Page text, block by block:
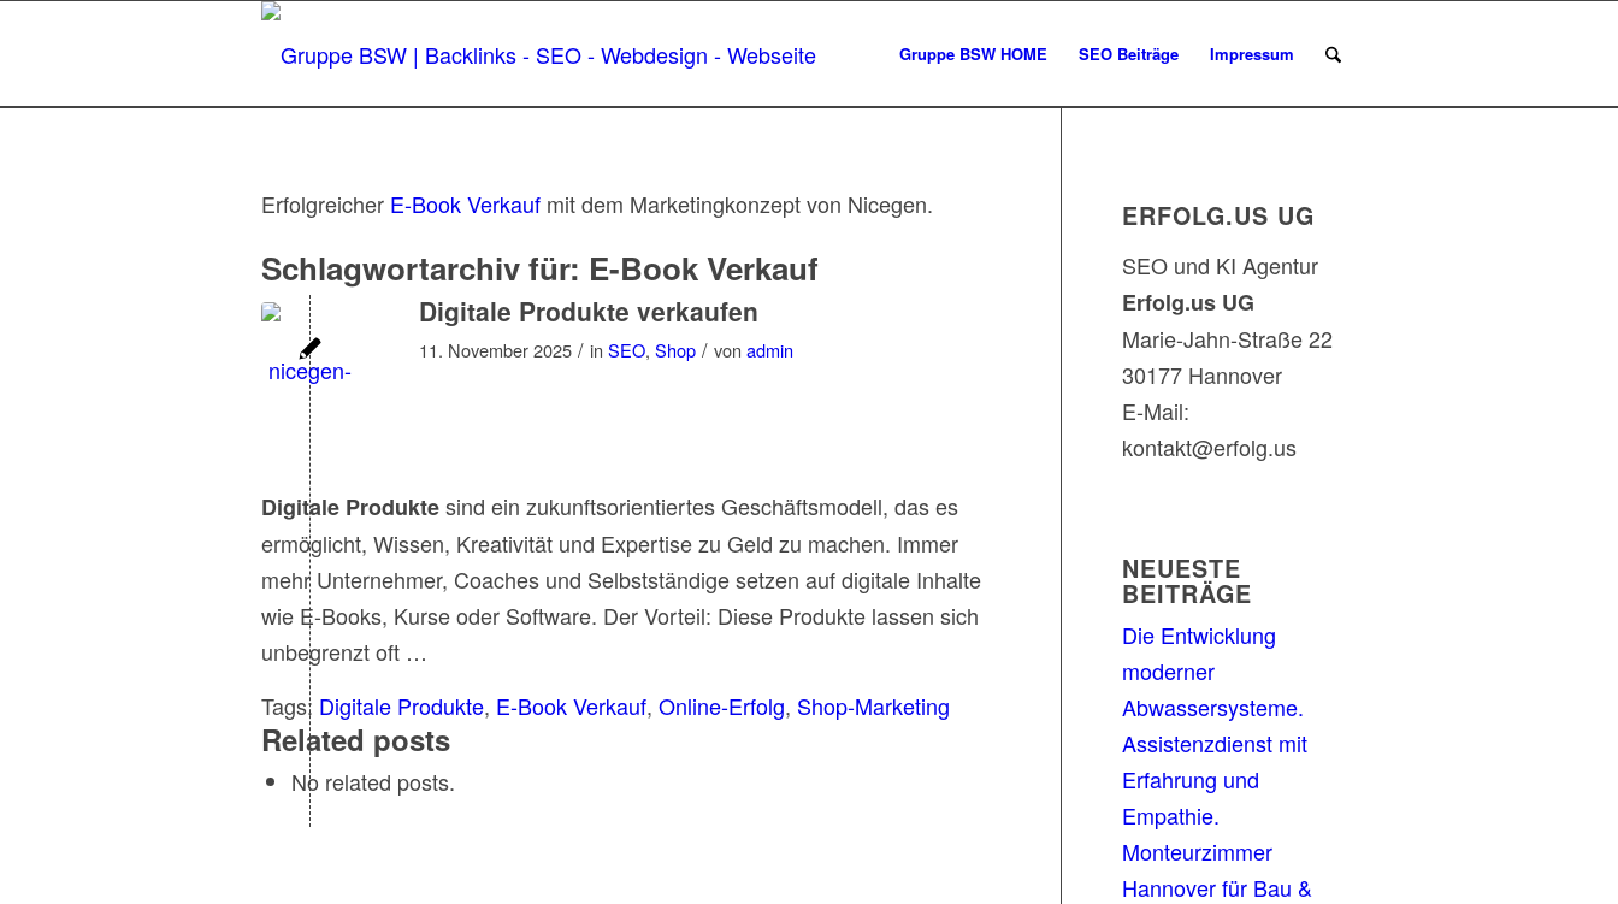
Gruppe BSW HOME SEO Beiträge Impressum
Erfolgreicher E-Book Verkauf mit dem Marketingkonzept von Nicegen.
Schlagwortarchiv für: E-Book Verkauf
Digitale Produkte verkaufen
11. November 2025 / in SEO, Shop / von admin
Digitale Produktesind ein zukunftsorientiertes Geschäftsmodell, das es
ermöglicht, Wissen, Kreativität und Expertise zu Geld zu machen. Immer
mehr Unternehmer, Coaches und Selbstständige setzen auf digitale Inhalte
wie E-Books, Kurse oder Software. Der Vorteil: Diese Produkte lassen sich
unbegrenzt oft …
Tags: Digitale Produkte, E-Book Verkauf, Online-Erfolg, Shop-Marketing
Related posts
No related posts.
ERFOLG.US UG
SEO und KI Agentur
Erfolg.us UG
Marie-Jahn-Straße 22
30177 Hannover
E-Mail:
kontakt@erfolg.us
NEUESTE
BEITRÄGE
Die Entwicklung
moderner
Abwassersysteme.
Assistenzdienst mit
Erfahrung und
Empathie.
Monteurzimmer
Hannover für Bau &